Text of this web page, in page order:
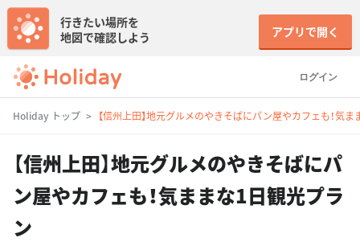
ログイン
行きたい場所を
地図で確認しよう
アプリで開く
Holiday トップ 【信州上田】地元グルメのやきそばにパン屋やカフェも！気
【信州上田】地元グルメのやきそばにパ
ン屋やカフェも！気ままな1日観光プラ
ン